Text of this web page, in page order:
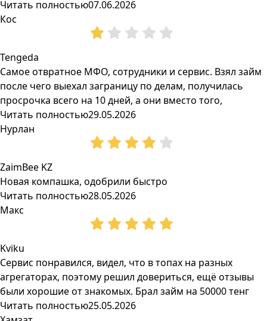
Читать полностью07.06.2026
Кос
Tengeda
Самое отвратное МФО, сотрудники и сервис. Взял займ
после чего выехал заграницу по делам, получилась
просрочка всего на 10 дней, а они вместо того,
Читать полностью29.05.2026
Нурлан
ZaimBee KZ
Новая компашка, одобрили быстро
Читать полностью28.05.2026
Макс
Kviku
Сервис понравился, видел, что в топах на разных
агрегаторах, поэтому решил довериться, ещё отзывы
были хорошие от знакомых. Брал займ на 50000 тенг
Читать полностью25.05.2026